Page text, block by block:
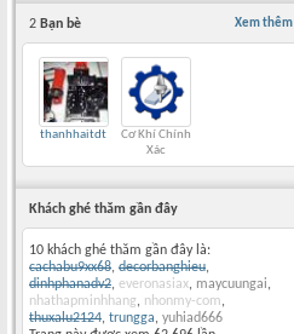
Xem thêm
2 Bạn bè
thanhhaitdt
Cơ Khí Chính
Xác
Khách ghé thăm gần đây
10 khách ghé thăm gần đây là:
cachabu9xx68, decorbanghieu,
dinhphanadv2, everonasiax, maycuungai,
nhathapminhhang, nhonmy-com,
thuxalu2124, trungga, yuhiad666